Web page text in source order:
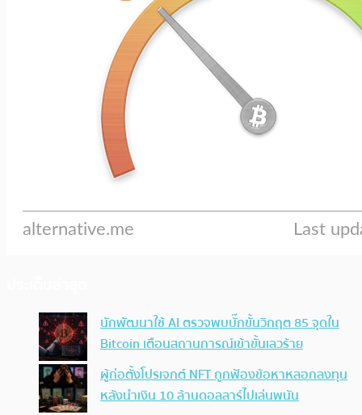
นักพัฒนาใช้ AI ตรวจพบบั๊กขั้นวิกฤต 85 จุดใน
Bitcoin เตือนสถานการณ์เข้าขั้นเลวร้าย
ผู้ก่อตั้งโปรเจกต์ NFT ถูกฟ้องข้อหาหลอกลงทุน
หลังนำเงิน 10 ล้านดอลลาร์ไปเล่นพนัน